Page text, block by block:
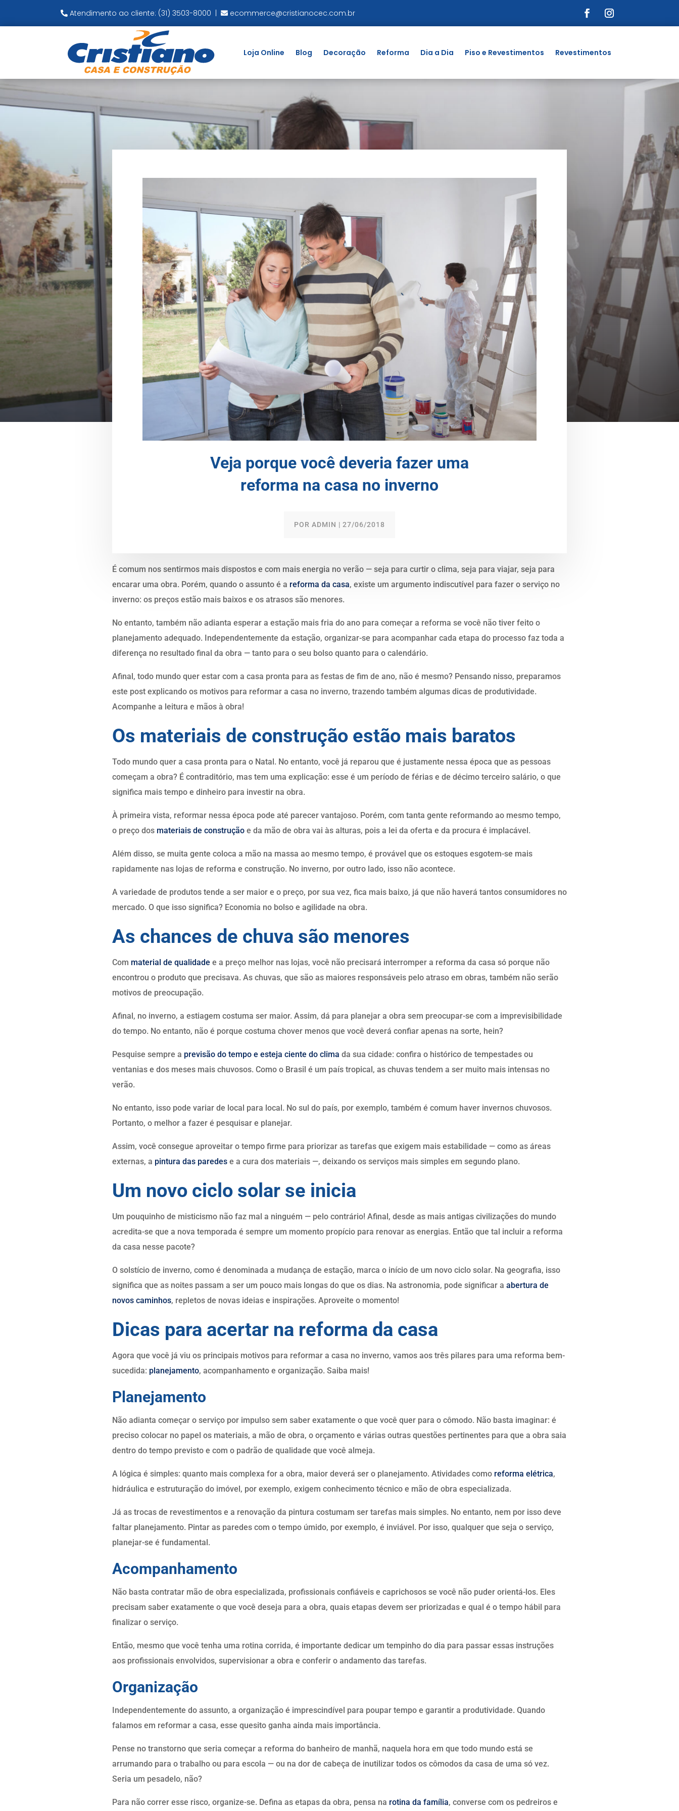
Atendimento ao cliente: (31) 3503-8000 ecommerce@cristianocec.com.br
Loja Online Blog Decoração Reforma Dia a Dia Piso e Revestimentos Revestimentos
Veja porque você deveria fazer uma
reforma na casa no inverno
POR ADMIN | 27/06/2018
É comum nos sentirmos mais dispostos e com mais energia no verão — seja para curtir o clima, seja para viajar, seja para
encarar uma obra. Porém, quando o assunto é a reforma da casa, existe um argumento indiscutível para fazer o serviço no
inverno: os preços estão mais baixos e os atrasos são menores.
No entanto, também não adianta esperar a estação mais fria do ano para começar a reforma se você não tiver feito o
planejamento adequado. Independentemente da estação, organizar-se para acompanhar cada etapa do processo faz toda a
diferença no resultado final da obra — tanto para o seu bolso quanto para o calendário.
Afinal, todo mundo quer estar com a casa pronta para as festas de fim de ano, não é mesmo? Pensando nisso, preparamos
este post explicando os motivos para reformar a casa no inverno, trazendo também algumas dicas de produtividade.
Acompanhe a leitura e mãos à obra!
Os materiais de construção estão mais baratos
Todo mundo quer a casa pronta para o Natal. No entanto, você já reparou que é justamente nessa época que as pessoas
começam a obra? É contraditório, mas tem uma explicação: esse é um período de férias e de décimo terceiro salário, o que
significa mais tempo e dinheiro para investir na obra.
À primeira vista, reformar nessa época pode até parecer vantajoso. Porém, com tanta gente reformando ao mesmo tempo,
o preço dos materiais de construção e da mão de obra vai às alturas, pois a lei da oferta e da procura é implacável.
Além disso, se muita gente coloca a mão na massa ao mesmo tempo, é provável que os estoques esgotem-se mais
rapidamente nas lojas de reforma e construção. No inverno, por outro lado, isso não acontece.
A variedade de produtos tende a ser maior e o preço, por sua vez, fica mais baixo, já que não haverá tantos consumidores no
mercado. O que isso significa? Economia no bolso e agilidade na obra.
As chances de chuva são menores
Com material de qualidade e a preço melhor nas lojas, você não precisará interromper a reforma da casa só porque não
encontrou o produto que precisava. As chuvas, que são as maiores responsáveis pelo atraso em obras, também não serão
motivos de preocupação.
Afinal, no inverno, a estiagem costuma ser maior. Assim, dá para planejar a obra sem preocupar-se com a imprevisibilidade
do tempo. No entanto, não é porque costuma chover menos que você deverá confiar apenas na sorte, hein?
Pesquise sempre a previsão do tempo e esteja ciente do clima da sua cidade: confira o histórico de tempestades ou
ventanias e dos meses mais chuvosos. Como o Brasil é um país tropical, as chuvas tendem a ser muito mais intensas no
verão.
No entanto, isso pode variar de local para local. No sul do país, por exemplo, também é comum haver invernos chuvosos.
Portanto, o melhor a fazer é pesquisar e planejar.
Assim, você consegue aproveitar o tempo firme para priorizar as tarefas que exigem mais estabilidade — como as áreas
externas, a pintura das paredes e a cura dos materiais —, deixando os serviços mais simples em segundo plano.
Um novo ciclo solar se inicia
Um pouquinho de misticismo não faz mal a ninguém — pelo contrário! Afinal, desde as mais antigas civilizações do mundo
acredita-se que a nova temporada é sempre um momento propício para renovar as energias. Então que tal incluir a reforma
da casa nesse pacote?
O solstício de inverno, como é denominada a mudança de estação, marca o início de um novo ciclo solar. Na geografia, isso
significa que as noites passam a ser um pouco mais longas do que os dias. Na astronomia, pode significar a abertura de
novos caminhos, repletos de novas ideias e inspirações. Aproveite o momento!
Dicas para acertar na reforma da casa
Agora que você já viu os principais motivos para reformar a casa no inverno, vamos aos três pilares para uma reforma bem-
sucedida: planejamento, acompanhamento e organização. Saiba mais!
Planejamento
Não adianta começar o serviço por impulso sem saber exatamente o que você quer para o cômodo. Não basta imaginar: é
preciso colocar no papel os materiais, a mão de obra, o orçamento e várias outras questões pertinentes para que a obra saia
dentro do tempo previsto e com o padrão de qualidade que você almeja.
A lógica é simples: quanto mais complexa for a obra, maior deverá ser o planejamento. Atividades como reforma elétrica,
hidráulica e estruturação do imóvel, por exemplo, exigem conhecimento técnico e mão de obra especializada.
Já as trocas de revestimentos e a renovação da pintura costumam ser tarefas mais simples. No entanto, nem por isso deve
faltar planejamento. Pintar as paredes com o tempo úmido, por exemplo, é inviável. Por isso, qualquer que seja o serviço,
planejar-se é fundamental.
Acompanhamento
Não basta contratar mão de obra especializada, profissionais confiáveis e caprichosos se você não puder orientá-los. Eles
precisam saber exatamente o que você deseja para a obra, quais etapas devem ser priorizadas e qual é o tempo hábil para
finalizar o serviço.
Então, mesmo que você tenha uma rotina corrida, é importante dedicar um tempinho do dia para passar essas instruções
aos profissionais envolvidos, supervisionar a obra e conferir o andamento das tarefas.
Organização
Independentemente do assunto, a organização é imprescindível para poupar tempo e garantir a produtividade. Quando
falamos em reformar a casa, esse quesito ganha ainda mais importância.
Pense no transtorno que seria começar a reforma do banheiro de manhã, naquela hora em que todo mundo está se
arrumando para o trabalho ou para escola — ou na dor de cabeça de inutilizar todos os cômodos da casa de uma só vez.
Seria um pesadelo, não?
Para não correr esse risco, organize-se. Defina as etapas da obra, pensa na rotina da família, converse com os pedreiros e